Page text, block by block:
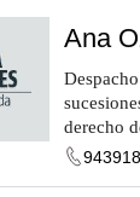
Ana
derecho